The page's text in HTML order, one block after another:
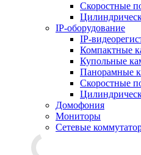
Скоростные
IP-оборудование
IP-
Компактные
Купольные
Панорамные
Скоростные
Домофония
Мониторы
Сетевые